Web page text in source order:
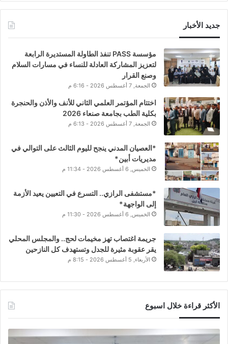
جديد الأخبار
مؤسسة PASS تنفذ الطاولة المستديرة الرابعة
لتعزيز المشاركة العادلة للنساء في مسارات السلام
وصنع القرار
الجمعة, 7 أغسطس 2026 - 6:16 م
اختتام المؤتمر العلمي الثاني للأنف والأذن والحنجرة
بكلية الطب بجامعة صنعاء 2026
الجمعة, 7 أغسطس 2026 - 6:13 م
*العصيان المدني ينجح لليوم الثالث على التوالي في
مديريات أبين*
الخميس, 6 أغسطس 2026 - 11:34 م
*مستشفى الرازي.. التسرع في التعيين يعيد الأزمة
إلى الواجهة*
الخميس, 6 أغسطس 2026 - 11:30 م
جريمة اغتصاب تهز مخيمات لحج.. والمجلس المحلي
يقر عقوبة مثيرة للجدل وتستهدف كل النازحين
الأربعاء, 5 أغسطس 2026 - 8:15 م
الأكثر قراءة خلال اسبوع